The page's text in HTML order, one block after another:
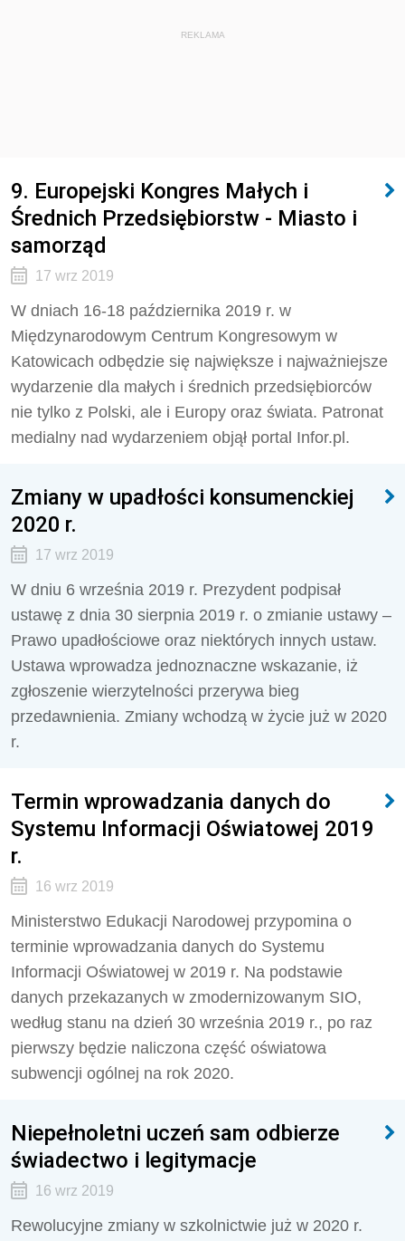
REKLAMA
9. Europejski Kongres Małych i
Średnich Przedsiębiorstw - Miasto i
samorząd
17 wrz 2019
W dniach 16-18 października 2019 r. w
Międzynarodowym Centrum Kongresowym w
Katowicach odbędzie się największe i najważniejsze
wydarzenie dla małych i średnich przedsiębiorców
nie tylko z Polski, ale i Europy oraz świata. Patronat
medialny nad wydarzeniem objął portal Infor.pl.
Zmiany w upadłości konsumenckiej
2020 r.
17 wrz 2019
W dniu 6 września 2019 r. Prezydent podpisał
ustawę z dnia 30 sierpnia 2019 r. o zmianie ustawy –
Prawo upadłościowe oraz niektórych innych ustaw.
Ustawa wprowadza jednoznaczne wskazanie, iż
zgłoszenie wierzytelności przerywa bieg
przedawnienia. Zmiany wchodzą w życie już w 2020
r.
Termin wprowadzania danych do
Systemu Informacji Oświatowej 2019
r.
16 wrz 2019
Ministerstwo Edukacji Narodowej przypomina o
terminie wprowadzania danych do Systemu
Informacji Oświatowej w 2019 r. Na podstawie
danych przekazanych w zmodernizowanym SIO,
według stanu na dzień 30 września 2019 r., po raz
pierwszy będzie naliczona część oświatowa
subwencji ogólnej na rok 2020.
Niepełnoletni uczeń sam odbierze
świadectwo i legitymacje
16 wrz 2019
Rewolucyjne zmiany w szkolnictwie już w 2020 r.